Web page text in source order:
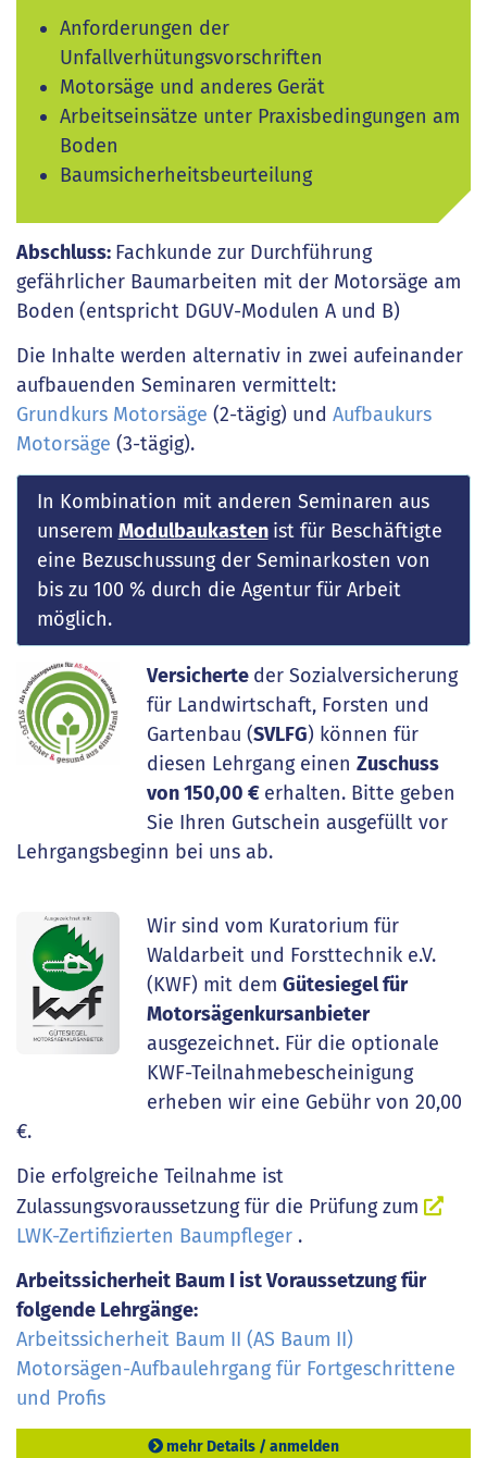
Anforderungen der
Unfallverhütungsvorschriften
Motorsäge und anderes Gerät
Arbeitseinsätze unter Praxisbedingungen am
Boden
Baumsicherheitsbeurteilung
Abschluss: Fachkunde zur Durchführung
gefährlicher Baumarbeiten mit der Motorsäge am
Boden (entspricht DGUV-Modulen A und B)
Die Inhalte werden alternativ in zwei aufeinander
aufbauenden Seminaren vermittelt:
Grundkurs Motorsäge (2-tägig) und Aufbaukurs
Motorsäge (3-tägig).
In Kombination mit anderen Seminaren aus
unserem Modulbaukasten ist für Beschäftigte
eine Bezuschussung der Seminarkosten von
bis zu 100 % durch die Agentur für Arbeit
möglich.
Versicherte der Sozialversicherung
für Landwirtschaft, Forsten und
Gartenbau (SVLFG) können für
diesen Lehrgang einen Zuschuss
von 150,00 € erhalten. Bitte geben
Sie Ihren Gutschein ausgefüllt vor
Lehrgangsbeginn bei uns ab.
Wir sind vom Kuratorium für
Waldarbeit und Forsttechnik e.V.
(KWF) mit dem Gütesiegel für
Motorsägenkursanbieter
ausgezeichnet. Für die optionale
KWF-Teilnahmebescheinigung
erheben wir eine Gebühr von 20,00
€.
Die erfolgreiche Teilnahme ist
Zulassungsvoraussetzung für die Prüfung zum
LWK-Zertifizierten Baumpfleger .
Arbeitssicherheit Baum I ist Voraussetzung für
folgende Lehrgänge:
Arbeitssicherheit Baum II (AS Baum II)
Motorsägen-Aufbaulehrgang für Fortgeschrittene
und Profis
mehr Details / anmelden